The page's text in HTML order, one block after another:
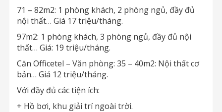
71 – 82m2: 1 phòng khách, 2 phòng ngủ, đầy đủ
nội thất… Giá 17 triệu/tháng.
97m2: 1 phòng khách, 3 phòng ngủ, đầy đủ nội
thất… Giá: 19 triệu/tháng.
Căn Officetel – Văn phòng: 35 – 40m2: Nội thất cơ
bản… Giá 12 triệu/tháng.
Với đầy đủ các tiện ích:
+ Hồ bơi, khu giải trí ngoài trời.